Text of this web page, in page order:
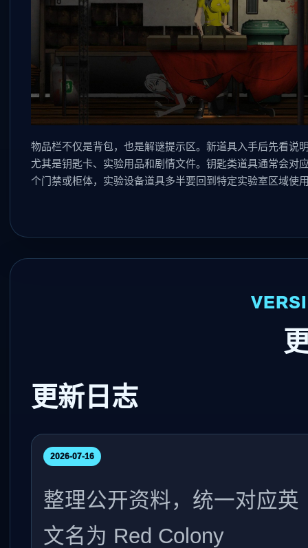
物品栏不仅是背包，也是解谜提示区。新道具入手后先看说
尤其是钥匙卡、实验用品和剧情文件。钥匙类道具通常会对
个门禁或柜体，实验设备道具多半要回到特定实验室区域使
更新日志
2026-07-16
整理公开资料，统一对应英
文名为 Red Colony